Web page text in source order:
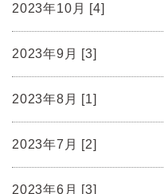
2023年10月 [4]
2023年9月 [3]
2023年8月 [1]
2023年7月 [2]
2023年6月 [3]